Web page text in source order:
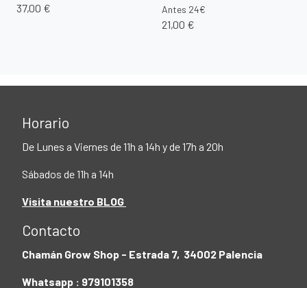
37,00 € Antes 24€
21,00 €
Horario
De Lunes a Viernes de 11h a 14h y de 17h a 20h
Sábados de 11h a 14h
Visita nuestro BLOG
Contacto
Chamán Grow Shop - Estrada 7, 34002 Palencia
Whatsapp : 979101358